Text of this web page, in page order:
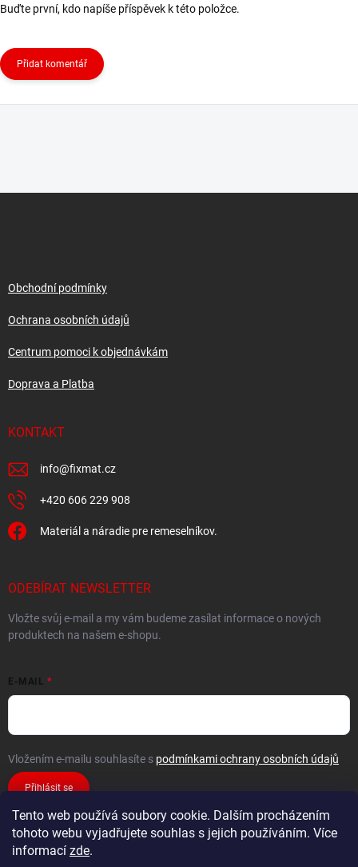
Tento web používá soubory cookie. Dalším procházením
tohoto webu vyjadřujete souhlas s jejich používáním. Více
informací zde.
Buďte první, kdo napíše příspěvek k této položce.
Přidat komentář
Obchodní podmínky
Ochrana osobních údajů
Centrum pomoci k objednávkám
Doprava a Platba
KONTAKT
info@fixmat.cz
+420 606 229 908
Materiál a náradie pre remeselníkov.
ODEBÍRAT NEWSLETTER
Vložte svůj e-mail a my vám budeme zasílat informace o nových
produktech na našem e-shopu.
E-MAIL
Vložením e-mailu souhlasíte s podmínkami ochrany osobních údajů
Přihlásit se